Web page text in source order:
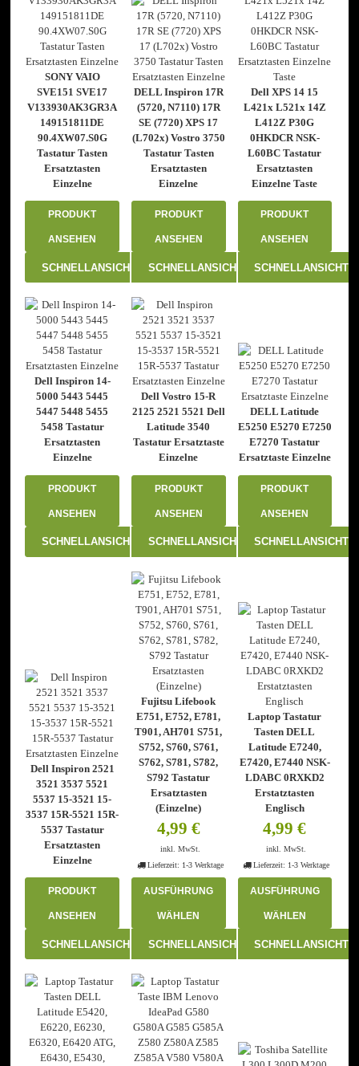
SONY VAIO
SVE151 SVE17
V133930AK3GR3A
149151811DE
90.4XW07.S0G
Tastatur Tasten
Ersatztasten
Einzelne
PRODUKT
ANSEHEN
SCHNELLANSICHT
DELL Inspiron 17R
(5720, N7110) 17R
SE (7720) XPS 17
(L702x) Vostro 3750
Tastatur Tasten
Ersatztasten
Einzelne
PRODUKT
ANSEHEN
SCHNELLANSICHT
Dell XPS 14 15
L421x L521x 14Z
L412Z P30G
0HKDCR NSK-
L60BC Tastatur
Ersatztasten
Einzelne Taste
PRODUKT
ANSEHEN
SCHNELLANSICHT
Dell Inspiron 14-
5000 5443 5445
5447 5448 5455
5458 Tastatur
Ersatztasten
Einzelne
PRODUKT
ANSEHEN
SCHNELLANSICHT
Dell Vostro 15-R
2125 2521 5521 Dell
Latitude 3540
Tastatur Ersatztaste
Einzelne
PRODUKT
ANSEHEN
SCHNELLANSICHT
DELL Latitude
E5250 E5270 E7250
E7270 Tastatur
Ersatztaste Einzelne
PRODUKT
ANSEHEN
SCHNELLANSICHT
Dell Inspiron 2521
3521 3537 5521
5537 15-3521 15-
3537 15R-5521 15R-
5537 Tastatur
Ersatztasten
Einzelne
PRODUKT
ANSEHEN
SCHNELLANSICHT
Fujitsu Lifebook
E751, E752, E781,
T901, AH701 S751,
S752, S760, S761,
S762, S781, S782,
S792 Tastatur
Ersatztasten
(Einzelne)
4,99 €
inkl. MwSt.
Lieferzeit: 1-3 Werktage
AUSFÜHRUNG
WÄHLEN
Produkt
mehrere
Varianten
Die
Optionen
können
SCHNELLANSICHT
Laptop Tastatur
Tasten DELL
Latitude E7240,
E7420, E7440 NSK-
LDABC 0RXKD2
Erstatztasten
Englisch
4,99€
inkl. MwSt.
Lieferzeit: 1-3 Werktage
AUSFÜHRUNG
WÄHLEN
Produkt
Optionen
können
SCHNELLANSICHT